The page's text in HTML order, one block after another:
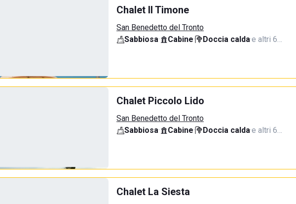
Chalet Il Timone
San Benedetto del Tronto
Sabbiosa· Cabine· Doccia calda·e altri 6…
Chalet Piccolo Lido
San Benedetto del Tronto
Sabbiosa· Cabine· Doccia calda·e altri 6…
Chalet La Siesta